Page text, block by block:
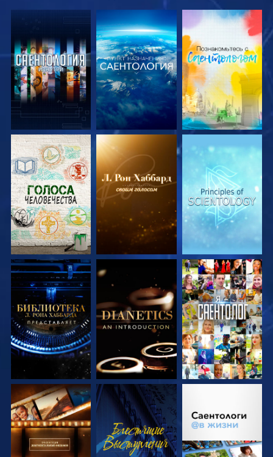
СМОТРЕТЬ
ПЕРЕДАЧИ
СМОТРЕТЬ
ПЕРЕДАЧИ
СМОТРЕТЬ
ПЕРЕДАЧИ
СМОТРЕТЬ
ПЕРЕДАЧИ
СМОТРЕТЬ
ПЕРЕДАЧИ
СМОТРЕТЬ
СМОТРЕТЬ
ПЕРЕДАЧИ
СМОТРЕТЬ
СМОТРЕТЬ